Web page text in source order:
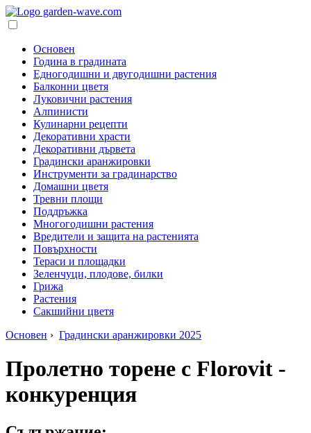
Основен
Година в градината
Едногодишни и двугодишни растения
Балконни цветя
Луковични растения
Алпинисти
Кулинарни рецепти
Декоративни храсти
Декоративни дървета
Градински аранжировки
Инструменти за градинарство
Домашни цветя
Тревни площи
Поддръжка
Многогодишни растения
Вредители и защита на растенията
Повърхности
Тераси и площадки
Зеленчуци, плодове, билки
Грижа
Растения
Сакшийни цветя
Основен › Градински аранжировки 2025
Пролетно торене с Florovit -
конкуренция